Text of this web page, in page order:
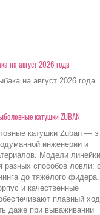
на август 2026 года
на август 2026 года
катушки ZUBAN
катушки Zuban —
инженерии и
Модели линейки
разных способов ловли:
до тяжёлого фидера.
и качественные
плавный
даже при вываживании